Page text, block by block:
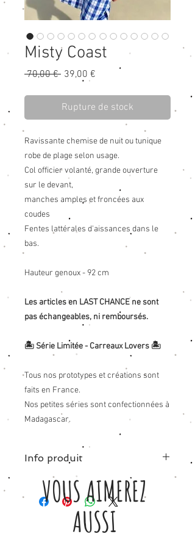
Misty Coast
70,00 € Prix
39,00 €
Rupture de stock
Ravissante chemise de nuit ou tunique
robe de plage selon usage.
Col officier volanté, grande ouverture
sur le devant,
manches amples et froncées aux
coudes
Fentes lattérales d'aissances dans le
bas.
Hauteur genoux - 92 cm
Les articles en LAST CHANCE ne sont
pas échangeables, ni remboursés.
🏝 Série Limitée - Carreaux Lovers 🏝
Tous nos prototypes et créations sont
faits en France.
Nos petites séries sont confectionnées à
Madagascar.
Info produit
Tissu carreaux dans les tons bleu - 100%
coton .
Long sous genoux 92cm
Elle convient aussi bien au 34 qu'au 42.
VOUS AIMEREZ
AUSSI